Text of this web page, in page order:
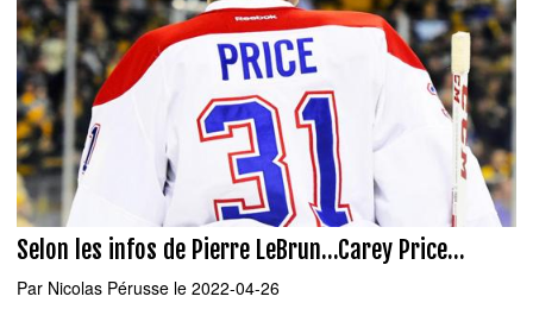
Selon les infos de Pierre LeBrun...Carey Price...
Par Nicolas Pérusse le 2022-04-26